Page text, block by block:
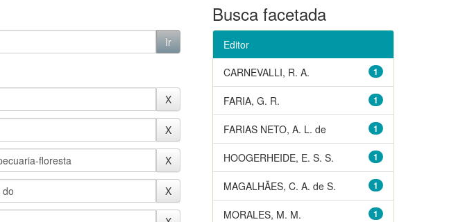
Busca facetada
Editor
1
CARNEVALLI, R. A.
1
FARIA, G. R.
1
FARIAS NETO, A. L. de
1
HOOGERHEIDE, E. S. S.
1
MAGALHÃES, C. A. de S.
1
MORALES, M. M.